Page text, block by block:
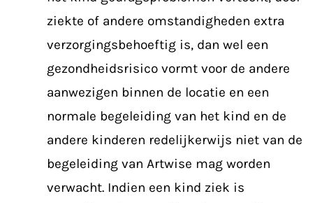
ziekte of andere omstandigheden extra
verzorgingsbehoeftig is, dan wel een
gezondheidsrisico vormt voor de andere
aanwezigen binnen de locatie en een
normale begeleiding van het kind en de
andere kinderen redelijkerwijs niet van de
begeleiding van Artwise mag worden
verwacht. Indien een kind ziek is